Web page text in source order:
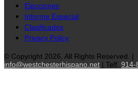
Elecciones
Informe Especial
Clasificados
Privacy Policy
© Copyright 2026, All Rights Reserved. |
info@westchesterhispano.net | Telf. 914-